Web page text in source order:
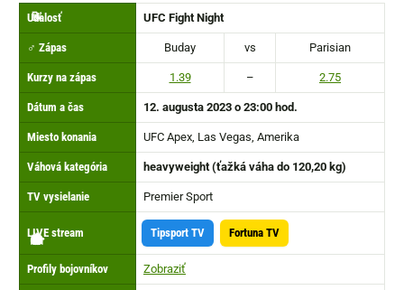
🥊
Udalosť UFC Fight Night
🤼‍
♂️ Zápas Buday vs Parisian
👉
Kurzy na zápas 1.39 – 2.75
⏰
Dátum a čas 12. augusta 2023 o 23:00 hod.
🏟️
Miesto konania UFC Apex, Las Vegas, Amerika
⚖️
Váhová kategória heavyweight (ťažká váha do 120,20 kg)
📺
TV vysielanie Premier Sport
▶️
LIVE stream Tipsport TV Fortuna TV
📢
Profily bojovníkov Zobraziť
✅
📝
🔴